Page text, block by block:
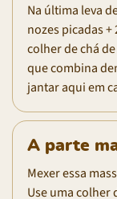
Na última leva
nozes picadas
colher de chá
que combina
jantar aqui em
A parte
Mexer essa
Use uma colher